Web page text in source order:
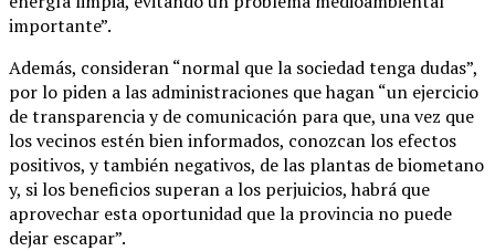
importante”.
Además, consideran “normal que la sociedad tenga dudas”,
por lo piden a las administraciones que hagan “un ejercicio
de transparencia y de comunicación para que, una vez que
los vecinos estén bien informados, conozcan los efectos
positivos, y también negativos, de las plantas de biometano
y, si los beneficios superan a los perjuicios, habrá que
aprovechar esta oportunidad que la provincia no puede
dejar escapar”.